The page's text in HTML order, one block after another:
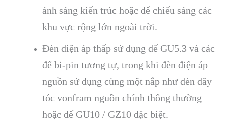
ánh sáng kiến ​​trúc hoặc để chiếu sáng các
khu vực rộng lớn ngoài trời.
Đèn điện áp thấp sử dụng đế GU5.3 và các
đế bi-pin tương tự, trong khi đèn điện áp
nguồn sử dụng cùng một nắp như đèn dây
tóc vonfram nguồn chính thông thường
hoặc đế GU10 / GZ10 đặc biệt.